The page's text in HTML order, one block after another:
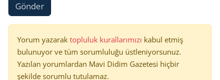
Gönder
Yorum yazarak topluluk kurallarımızı kabul etmiş
bulunuyor ve tüm sorumluluğu üstleniyorsunuz.
Yazılan yorumlardan Mavi Didim Gazetesi hiçbir
şekilde sorumlu tutulamaz.